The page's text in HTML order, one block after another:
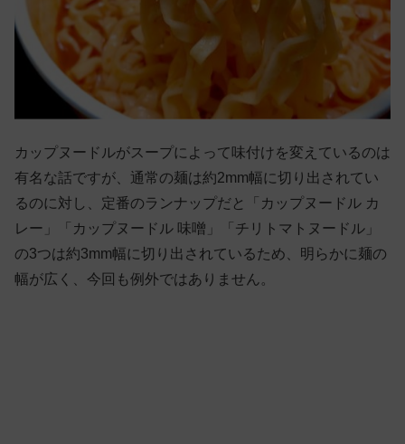
カップヌードルがスープによって味付けを変えているのは
有名な話ですが、通常の麺は約2mm幅に切り出されてい
るのに対し、定番のランナップだと「カップヌードル カ
レー」「カップヌードル 味噌」「チリトマトヌードル」
の3つは約3mm幅に切り出されているため、明らかに麺の
幅が広く、今回も例外ではありません。